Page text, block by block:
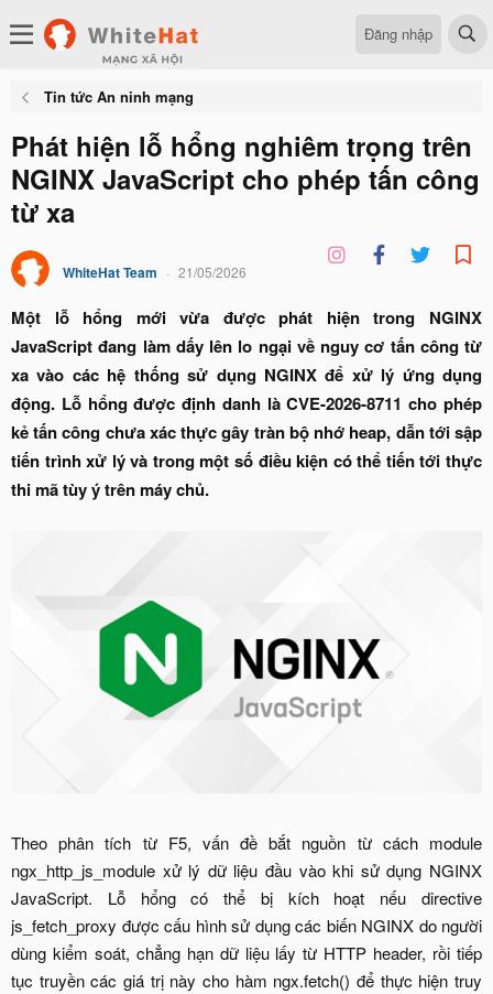
Đăng nhập
Tin tức An ninh mạng
Phát hiện lỗ hổng nghiêm trọng trên
NGINX JavaScript cho phép tấn công
từ xa
WhiteHat Team 21/05/2026
Một lỗ hổng mới vừa được phát hiện trong NGINX
JavaScript đang làm dấy lên lo ngại về nguy cơ tấn công từ
xa vào các hệ thống sử dụng NGINX để xử lý ứng dụng
động. Lỗ hổng được định danh là CVE-2026-8711 cho phép
kẻ tấn công chưa xác thực gây tràn bộ nhớ heap, dẫn tới sập
tiến trình xử lý và trong một số điều kiện có thể tiến tới thực
thi mã tùy ý trên máy chủ.
Theo phân tích từ F5, vấn đề bắt nguồn từ cách module
ngx_http_js_module xử lý dữ liệu đầu vào khi sử dụng NGINX
JavaScript. Lỗ hổng có thể bị kích hoạt nếu directive
js_fetch_proxy được cấu hình sử dụng các biến NGINX do người
dùng kiểm soát, chẳng hạn dữ liệu lấy từ HTTP header, rồi tiếp
tục truyền các giá trị này cho hàm ngx.fetch() để thực hiện truy